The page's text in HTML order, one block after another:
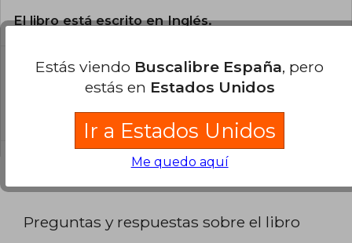
El libro está escrito en Inglés.
¿Cuál es la encuadernación de este libro?
La encuadernación de esta edición es Tapa
Preguntas y respuestas sobre el libro
Estás viendo Buscalibre España, pero
estás en Estados Unidos
Ir a Estados Unidos
Me quedo aquí